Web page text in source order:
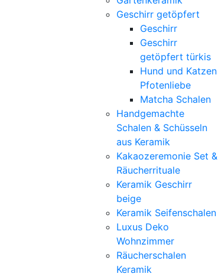
Geschirr getöpfert
Geschirr
Geschirr
getöpfert türkis
Hund und Katzen
Pfotenliebe
Matcha Schalen
Handgemachte
Schalen & Schüsseln
aus Keramik
Kakaozeremonie Set &
Räucherrituale
Keramik Geschirr
beige
Keramik Seifenschalen
Luxus Deko
Wohnzimmer
Räucherschalen
Keramik